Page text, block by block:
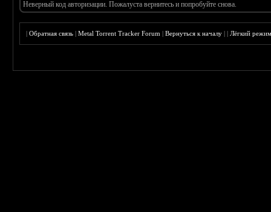
Неверный код авторизации. Пожалуста вернитесь и попробуйте снова.
|Обратная связь |Metal Torrent Tracker Forum |Вернуться к началу ||Лёгкий